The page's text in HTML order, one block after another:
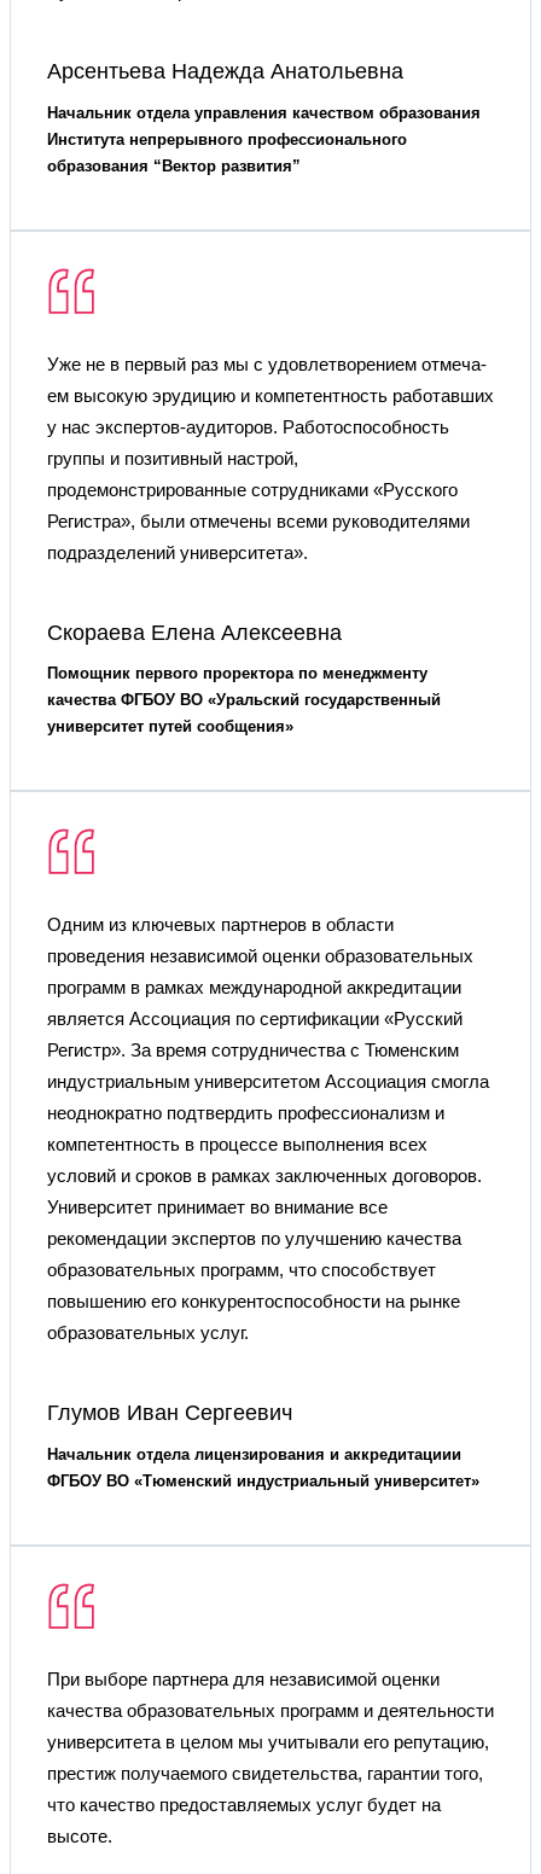
Арсентьева Надежда Анатольевна
Начальник отдела управления качеством образования
Института непрерывного профессионального
образования “Вектор развития”
Уже не в первый раз мы с удовлетворением отмеча-
ем высокую эрудицию и компетентность работавших
у нас экспертов-аудиторов. Работоспособность
группы и позитивный настрой,
продемонстрированные сотрудниками «Русского
Регистра», были отмечены всеми руководителями
подразделений университета».
Скораева Елена Алексеевна
Помощник первого проректора по менеджменту
качества ФГБОУ ВО «Уральский государственный
университет путей сообщения»
Одним из ключевых партнеров в области
проведения независимой оценки образовательных
программ в рамках международной аккредитации
является Ассоциация по сертификации «Русский
Регистр». За время сотрудничества с Тюменским
индустриальным университетом Ассоциация смогла
неоднократно подтвердить профессионализм и
компетентность в процессе выполнения всех
условий и сроков в рамках заключенных договоров.
Университет принимает во внимание все
рекомендации экспертов по улучшению качества
образовательных программ, что способствует
повышению его конкурентоспособности на рынке
образовательных услуг.
Глумов Иван Сергеевич
Начальник отдела лицензирования и аккредитациии
ФГБОУ ВО «Тюменский индустриальный университет»
При выборе партнера для независимой оценки
качества образовательных программ и деятельности
университета в целом мы учитывали его репутацию,
престиж получаемого свидетельства, гарантии того,
что качество предоставляемых услуг будет на
высоте.